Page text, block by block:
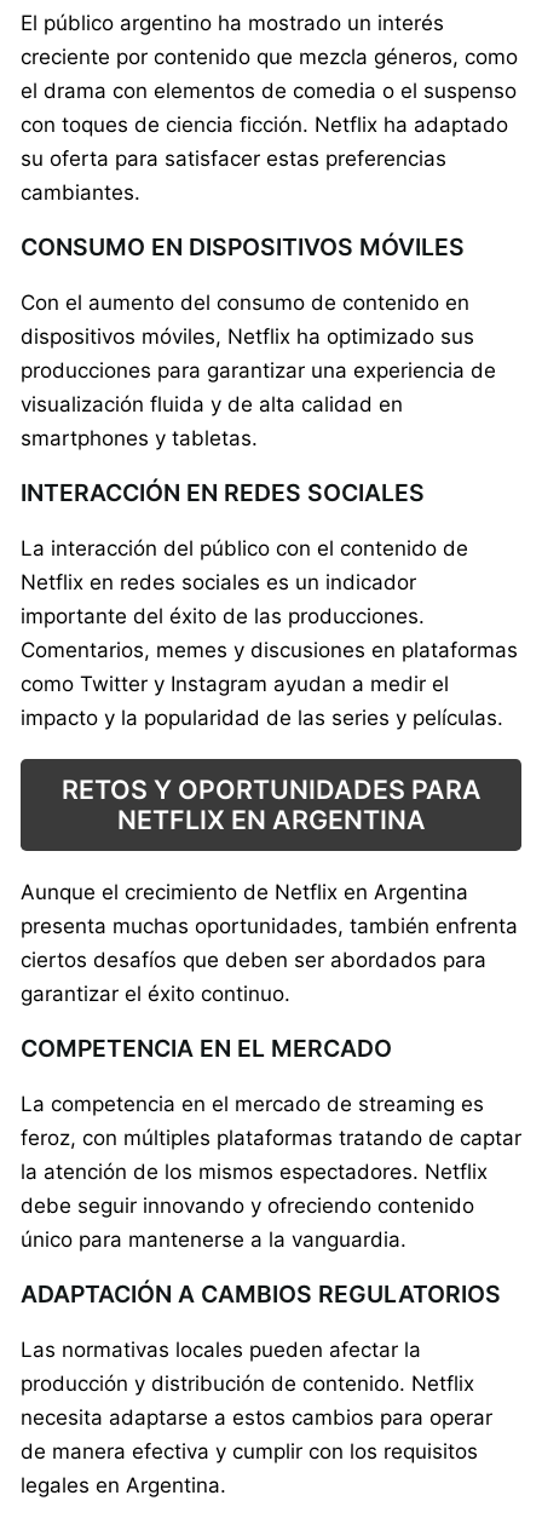
El público argentino ha mostrado un interés
creciente por contenido que mezcla géneros, como
el drama con elementos de comedia o el suspenso
con toques de ciencia ficción. Netflix ha adaptado
su oferta para satisfacer estas preferencias
cambiantes.
CONSUMO EN DISPOSITIVOS MÓVILES
Con el aumento del consumo de contenido en
dispositivos móviles, Netflix ha optimizado sus
producciones para garantizar una experiencia de
visualización fluida y de alta calidad en
smartphones y tabletas.
INTERACCIÓN EN REDES SOCIALES
La interacción del público con el contenido de
Netflix en redes sociales es un indicador
importante del éxito de las producciones.
Comentarios, memes y discusiones en plataformas
como Twitter y Instagram ayudan a medir el
impacto y la popularidad de las series y películas.
RETOS Y OPORTUNIDADES PARA
NETFLIX EN ARGENTINA
Aunque el crecimiento de Netflix en Argentina
presenta muchas oportunidades, también enfrenta
ciertos desafíos que deben ser abordados para
garantizar el éxito continuo.
COMPETENCIA EN EL MERCADO
La competencia en el mercado de streaming es
feroz, con múltiples plataformas tratando de captar
la atención de los mismos espectadores. Netflix
debe seguir innovando y ofreciendo contenido
único para mantenerse a la vanguardia.
ADAPTACIÓN A CAMBIOS REGULATORIOS
Las normativas locales pueden afectar la
producción y distribución de contenido. Netflix
necesita adaptarse a estos cambios para operar
de manera efectiva y cumplir con los requisitos
legales en Argentina.